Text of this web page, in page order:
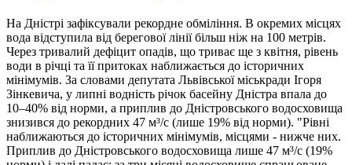
На Дністрі зафіксували рекордне обміління. В окремих місцях
вода відступила від берегової лінії більш ніж на 100 метрів.
Через тривалий дефіцит опадів, що триває ще з квітня, рівень
води в річці та її притоках наближається до історичних
мінімумів. За словами депутата Львівської міськради Ігоря
Зінкевича, у липні водність річок басейну Дністра впала до
10–40% від норми, а приплив до Дністровського водосховища
знизився до рекордних 47 м³/с (лише 19% від норми). "Рівні
наближаються до історичних мінімумів, місцями - нижче них.
Приплив до Дністровського водосховища лише 47 м³/с (19%